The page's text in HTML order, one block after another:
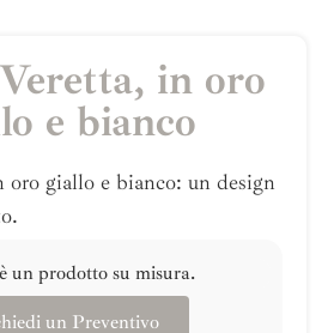
in oro
e bianco
giallo e bianco: un design
un prodotto su misura.
un Preventivo